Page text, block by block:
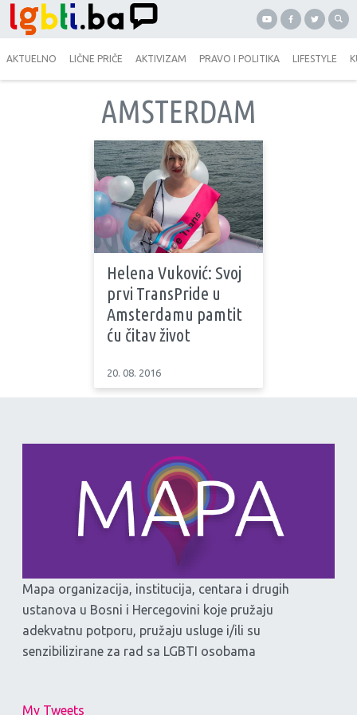
AKTUELNO LIČNE PRIČE AKTIVIZAM PRAVO I POLITIKA LIFESTYLE
AMSTERDAM
Helena Vuković: Svoj
prvi TransPride u
Amsterdamu pamtit
ću čitav život
20. 08. 2016
Mapa organizacija, institucija, centara i drugih
ustanova u Bosni i Hercegovini koje pružaju
adekvatnu potporu, pružaju usluge i/ili su
senzibilizirane za rad sa LGBTI osobama
My Tweets